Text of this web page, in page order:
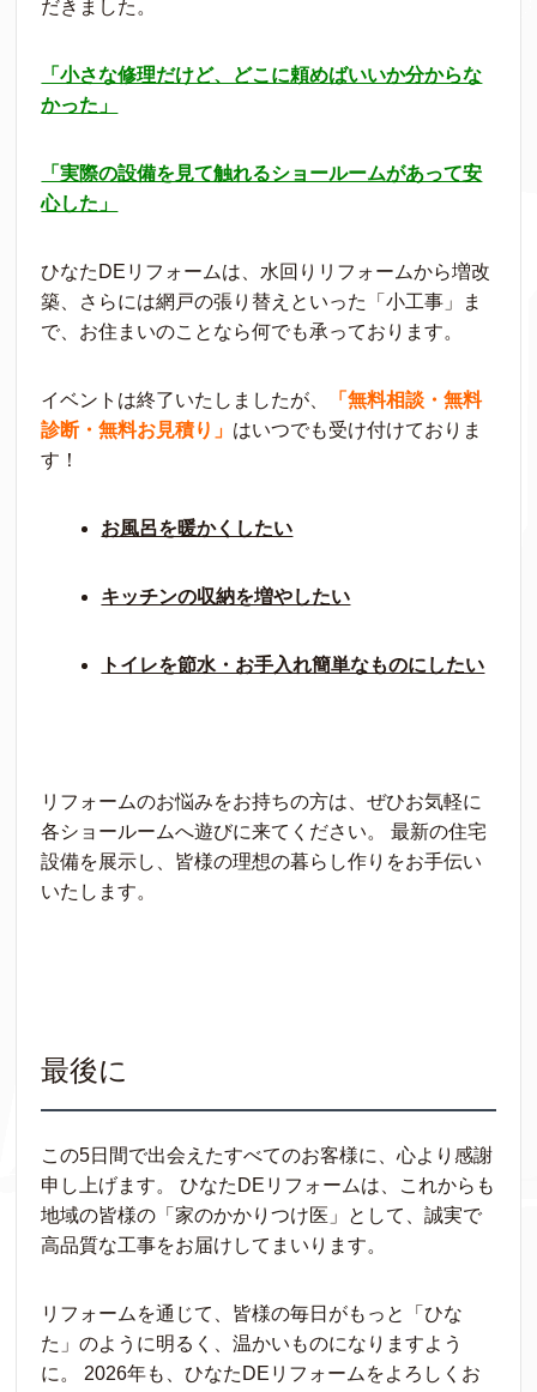
だきました。
「小さな修理だけど、どこに頼めばいいか分からな
かった」
「実際の設備を見て触れるショールームがあって安
心した」
ひなたDEリフォームは、水回りリフォームから増改
築、さらには網戸の張り替えといった「小工事」ま
で、お住まいのことなら何でも承っております。
イベントは終了いたしましたが、
「無料相談・無料
診断・無料お見積り」 はいつでも受け付けておりま
す！
お風呂を暖かくしたい
キッチンの収納を増やしたい
トイレを節水・お手入れ簡単なものにしたい
リフォームのお悩みをお持ちの方は、ぜひお気軽に
各ショールームへ遊びに来てください。 最新の住宅
設備を展示し、皆様の理想の暮らし作りをお手伝い
いたします。
最後に
この5日間で出会えたすべてのお客様に、心より感謝
申し上げます。 ひなたDEリフォームは、これからも
地域の皆様の「家のかかりつけ医」として、誠実で
高品質な工事をお届けしてまいります。
リフォームを通じて、皆様の毎日がもっと「ひな
た」のように明るく、温かいものになりますよう
に。 2026年も、ひなたDEリフォームをよろしくお